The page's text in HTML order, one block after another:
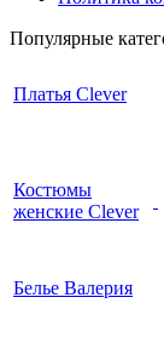
Популярные
Платья Clever
Костюмы
женские Clever
Белье Валерия